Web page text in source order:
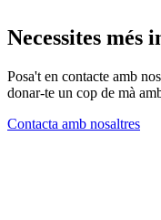
Necessites més
Posa't en contacte amb
donar-te un cop de mà
Contacta amb nosaltres